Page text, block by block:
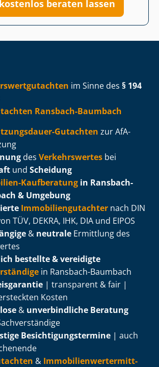
beraten lassen
im Sinne des § 194
Ransbach-Baumbach
Gutachten zur AfA-
des Verkehrswertes bei
und Scheidung
Kaufberatung in Ransbach-
& Umgebung
Im­mo­bi­li­en­gut­ach­ter nach DIN
TÜV, DEKRA, IHK, DIA und EIPOS
& neutrale Ermittlung des
bestellte & vereidigte
in Ransbach-Baumbach
| transparent & fair |
Kosten
& unverbindliche Beratung
Be­sich­ti­gungs­ter­mi­ne | auch
& Im­mo­bi­li­en­wert­ermitt­